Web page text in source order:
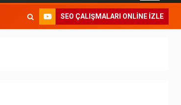
SEO ÇALIŞMALARI ONLINE IZLE